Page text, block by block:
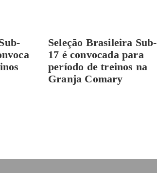
Seleção Brasileira Sub-
17 é convocada para
período de treinos na
Granja Comary